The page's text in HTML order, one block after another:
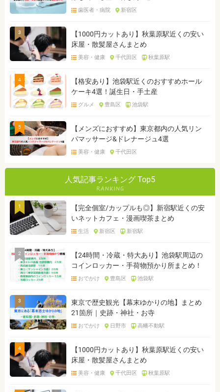
歯医者・病院 新宿区
3
【1000円カットあり】秋葉原駅近くの安い
床屋・散髪屋さんまとめ
美容・健康 千代田区 秋葉原駅
4
【格安あり】池袋駅近くのおすすめホール
ケーキ4選！誕生日・手土産
グルメ 豊島区 池袋駅
5
【メンズにおすすめ】東京都内の人気リン
パマッサージ&ドレナージュ4選
美容・健康 千代田区
人気記事ランキング Top5
1
【完全個室/カップルも◎】新宿駅近くの安
いネットカフェ・漫画喫茶まとめ
生活 新宿区 新宿駅
2
【24時間・冷蔵・特大あり】池袋駅周辺の
コインロッカー・手荷物預かり所まとめ！
おでかけ 豊島区 池袋駅
3
東京で歴史観光【幕末ゆかりの地】まとめ
21箇所｜史跡・神社・お寺
おでかけ 日野市 高幡不動駅
4
【1000円カットあり】秋葉原駅近くの安い
床屋・散髪屋さんまとめ
美容・健康 千代田区 秋葉原駅